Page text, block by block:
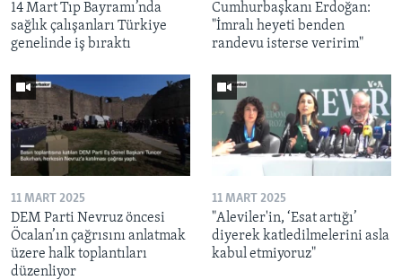
14 Mart Tıp Bayramı’nda
sağlık çalışanları Türkiye
genelinde iş bıraktı
Cumhurbaşkanı Erdoğan:
"İmralı heyeti benden
randevu isterse veririm"
11 MART 2025
DEM Parti Nevruz öncesi
Öcalan’ın çağrısını anlatmak
üzere halk toplantıları
düzenliyor
11 MART 2025
"Aleviler'in, ‘Esat artığı’
diyerek katledilmelerini asla
kabul etmiyoruz"